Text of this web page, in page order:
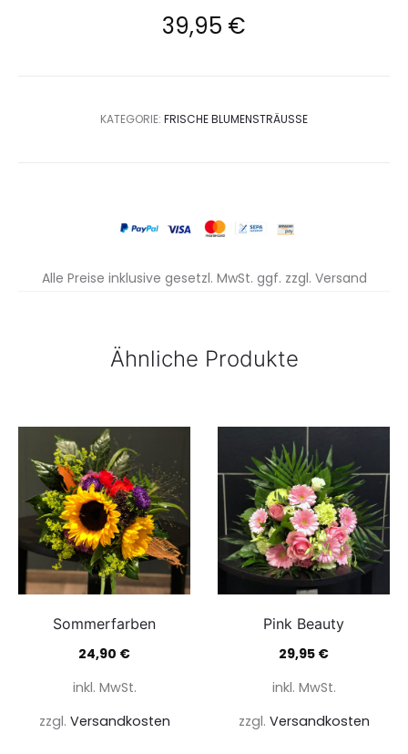
39,95 €
KATEGORIE: FRISCHE BLUMENSTRÄUSSE
Alle Preise inklusive gesetzl. MwSt. ggf. zzgl. Versand
Ähnliche Produkte
Sommerfarben
24,90 €
inkl. MwSt.
zzgl. Versandkosten
Pink Beauty
29,95 €
inkl. MwSt.
zzgl. Versandkosten